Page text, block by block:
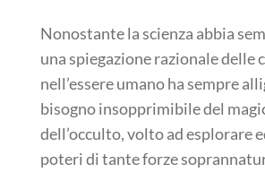
Nonostante la scienza abbia
una spiegazione razionale delle
nell’essere umano ha sempre
bisogno insopprimibile del
dell’occulto, volto ad esplorare
poteri di tante forze